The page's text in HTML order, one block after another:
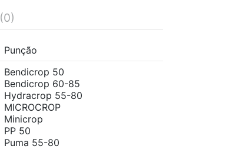
(0)
Punção
Bendicrop 50
Bendicrop 60-85
Hydracrop 55-80
MICROCROP
Minicrop
PP 50
Puma 55-80